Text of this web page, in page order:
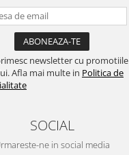
newsletter cu promotiile
Afla mai multe in Politica de
SOCIAL
ne in social media